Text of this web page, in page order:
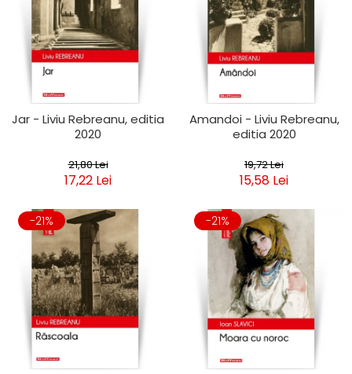
Jar - Liviu Rebreanu, editia
2020
21,80 Lei
17,22 Lei
Amandoi - Liviu Rebreanu,
editia 2020
19,72 Lei
15,58 Lei
-21% -21%